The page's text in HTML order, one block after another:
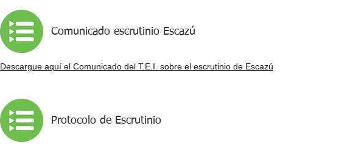
Comunicado escrutinio Escazú
Descargue aquí el Comunicado del T.E.I. sobre el escrutinio de Escazú
Protocolo de Escrutinio